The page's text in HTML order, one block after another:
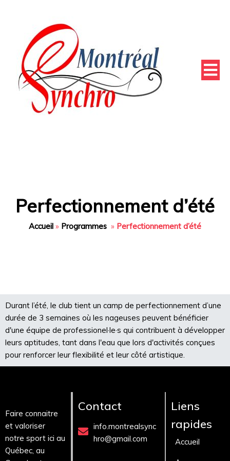
Perfectionnement d’été
Accueil » Programmes » Perfectionnement d’été
Durant l’été, le club tient un camp de perfectionnement d’une
durée de 3 semaines où les nageuses peuvent bénéficier
d'une équipe de professionel·le·s qui contribuent à développer
leurs aptitudes, tant dans l'eau que lors d'activités conçues
pour renforcer leur flexibilité et leur côté artistique.
Faire connaitre
et valoriser
notre sport ici au
Québec, au
Contact
info.montrealsync
hro@gmail.com
Liens
rapides
Accueil